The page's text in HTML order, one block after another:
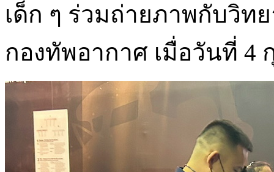
เด็ก ๆ ร่วมถ่ายภาพกับวิ
กองทัพอากาศ เมื่อวันที่ 4